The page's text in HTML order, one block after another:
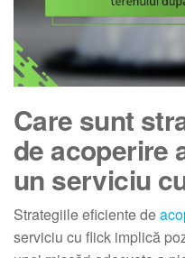
Care sunt
de acoperire
un serviciu
Strategiile eficiente de
serviciu cu flick implică